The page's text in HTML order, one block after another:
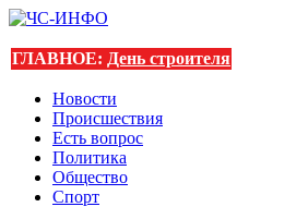
ГЛАВНОЕ: День строителя
Новости
Происшествия
Есть вопрос
Политика
Общество
Спорт